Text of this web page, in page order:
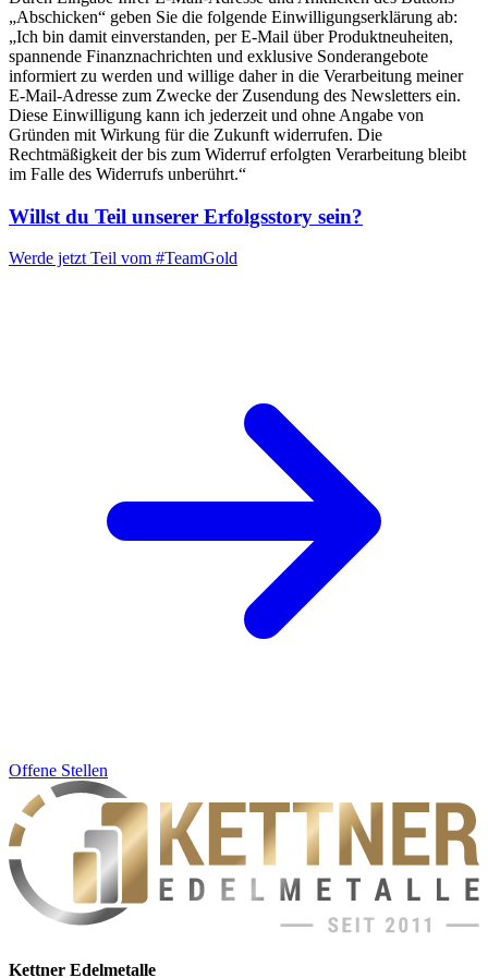
„Abschicken“ geben Sie die folgende Einwilligungserklärung ab:
„Ich bin damit einverstanden, per E-Mail über Produktneuheiten,
spannende Finanznachrichten und exklusive Sonderangebote
informiert zu werden und willige daher in die Verarbeitung meiner
E-Mail-Adresse zum Zwecke der Zusendung des Newsletters ein.
Diese Einwilligung kann ich jederzeit und ohne Angabe von
Gründen mit Wirkung für die Zukunft widerrufen. Die
Rechtmäßigkeit der bis zum Widerruf erfolgten Verarbeitung bleibt
im Falle des Widerrufs unberührt.“
Willst du Teil unserer Erfolgsstory sein?
Werde jetzt Teil vom #TeamGold
Offene Stellen
Kettner Edelmetalle